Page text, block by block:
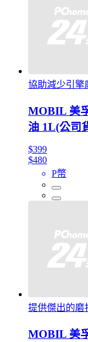
協助減少引擎
MOBIL 美
油 1L(公司
$399
$480
P幣
提供傑出的磨
MOBIL 美